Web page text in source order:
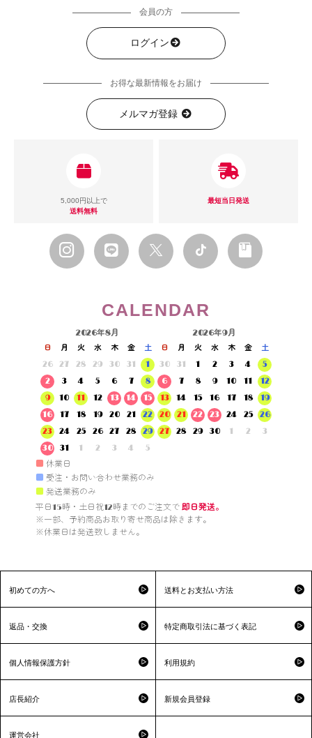
会員の方
ログイン
お得な最新情報をお届け
メルマガ登録
5,000円以上で
送料無料
最短当日発送
CALENDAR
2026年8月
日 月 火 水 木 金
土
26
27 28 29 30 31
1
2
3 4 5 6 7
8
9
10 11 12 13 14
15
16
17 18 19 20 21
22
23
24 25 26 27 28
29
30
31 1 2 3 4 5
2026年9月
日 月 火 水 木 金
土
30
31 1 2 3 4
5
6
7 8 9 10 11
12
13
14 15 16 17 18
19
20
21 22 23 24 25
26
27
28 29 30 1 2 3
■ 休業日
■ 受注・お問い合わせ業務のみ
■ 発送業務のみ
平日15時・土日祝12時までのご注文で 即日発送。
※一部、予約商品お取り寄せ商品は除きます。
※休業日は発送致しません。
初めての方へ 送料とお支払い方法
返品・交換 特定商取引法に基づく表記
個人情報保護方針 利用規約
店長紹介 新規会員登録
運営会社